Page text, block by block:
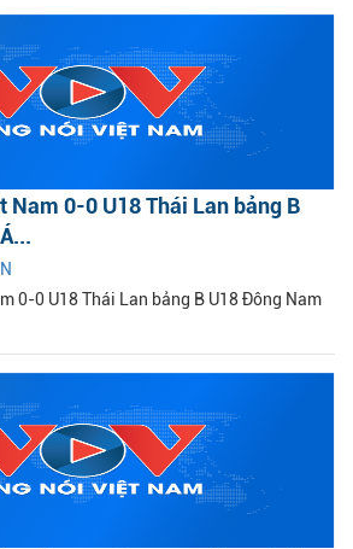
Nam 0-0 U18 Thái Lan bảng B
0-0 U18 Thái Lan bảng B U18 Đông Nam